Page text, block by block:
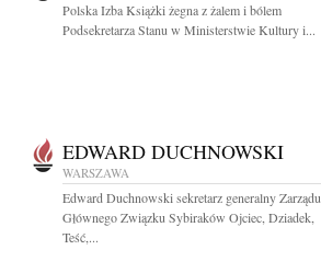
Polska Izba Książki żegna z żalem i bólem
Podsekretarza Stanu w Ministerstwie Kultury i...
EDWARD DUCHNOWSKI
WARSZAWA
Edward Duchnowski sekretarz generalny Zarządu
Głównego Związku Sybiraków Ojciec, Dziadek,
Teść,...